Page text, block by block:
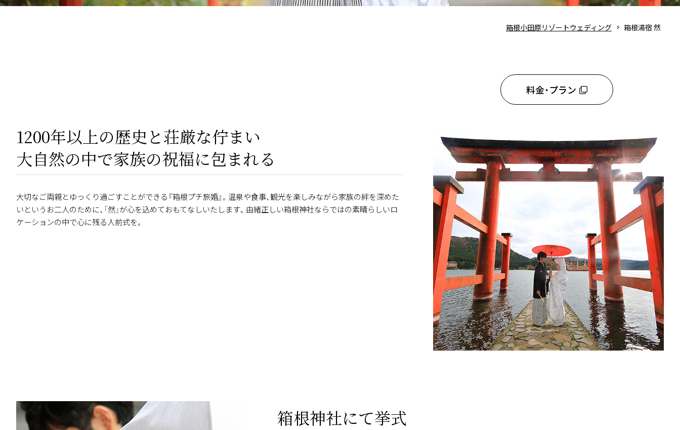
箱根小田原リゾートウェディング 箱根湯宿 然
料金・プラン
1200年以上の歴史と荘厳な佇まい
大自然の中で家族の祝福に包まれる
大切なご両親とゆっくり過ごすことができる『箱根プチ旅婚』。温泉や食事、観光を楽しみながら家族の絆を深めた
いというお二人のために、「然」が心を込めておもてなしいたします。由緒正しい箱根神社ならではの素晴らしいロ
ケーションの中で心に残る人前式を。
箱根神社にて挙式